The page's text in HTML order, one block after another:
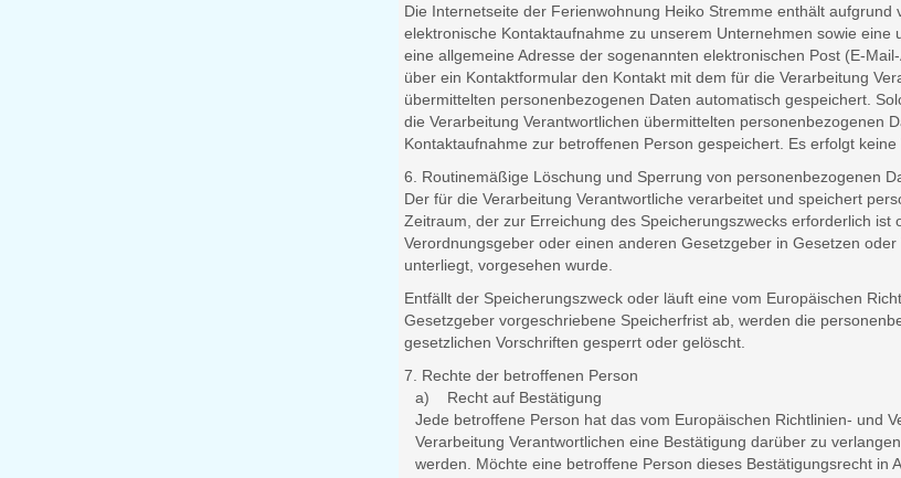
Die Internetseite der Ferienwohnung Heiko Stremme enthält
elektronische Kontaktaufnahme zu unserem Unternehmen sowie
eine allgemeine Adresse der sogenannten elektronischen Post (E-
über ein Kontaktformular den Kontakt mit dem für die Verarbeitung
übermittelten personenbezogenen Daten automatisch gespeichert.
die Verarbeitung Verantwortlichen übermittelten personenbezogenen
Kontaktaufnahme zur betroffenen Person gespeichert. Es erfolgt
6. Routinemäßige Löschung und Sperrung von personenbezogenen
Der für die Verarbeitung Verantwortliche verarbeitet und speichert
Zeitraum, der zur Erreichung des Speicherungszwecks erforderlich
Verordnungsgeber oder einen anderen Gesetzgeber in Gesetzen
unterliegt, vorgesehen wurde.
Entfällt der Speicherungszweck oder läuft eine vom Europäischen
Gesetzgeber vorgeschriebene Speicherfrist ab, werden die
gesetzlichen Vorschriften gesperrt oder gelöscht.
7. Rechte der betroffenen Person
a) Recht auf Bestätigung
Jede betroffene Person hat das vom Europäischen Richtlinien- und
Verarbeitung Verantwortlichen eine Bestätigung darüber zu
werden. Möchte eine betroffene Person dieses Bestätigungsrecht in